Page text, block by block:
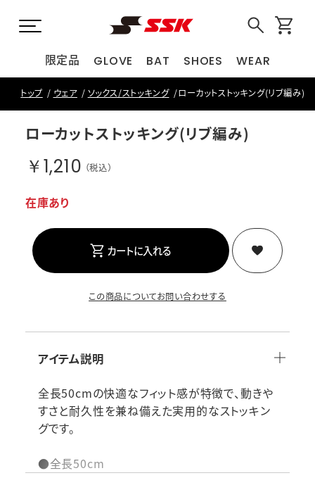
限定品 GLOVE BAT SHOES WEAR
トップ ウェア ソックス/ストッキング ローカットストッキング(リブ編み)
ローカットストッキング(リブ編み)
￥1,210 （税込）
在庫あり
カートに入れる
この商品についてお問い合わせする
アイテム説明
全長50cmの快適なフィット感が特徴で、動きや
すさと耐久性を兼ね備えた実用的なストッキン
グです。
●全長50cm